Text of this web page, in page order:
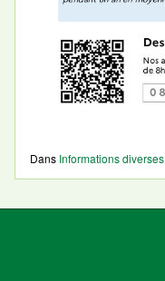
Dans Informations diverses